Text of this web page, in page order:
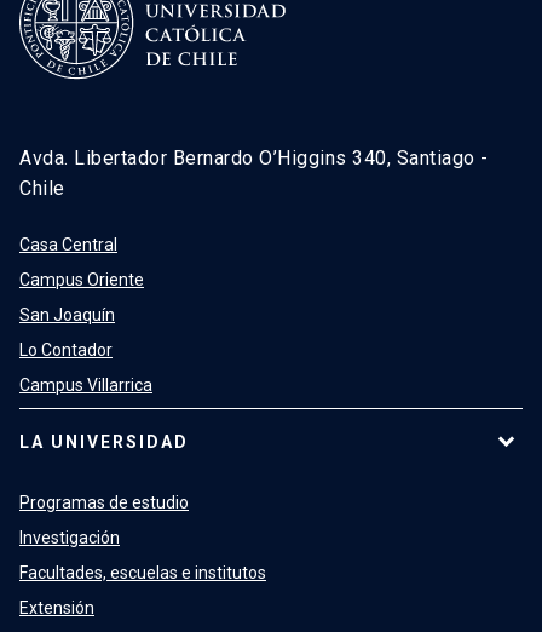
Avda. Libertador Bernardo O’Higgins 340, Santiago -
Chile
Casa Central
Campus Oriente
San Joaquín
Lo Contador
Campus Villarrica
LA UNIVERSIDAD
Programas de estudio
Investigación
Facultades, escuelas e institutos
Extensión